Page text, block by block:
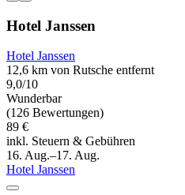
Hotel Janssen
Hotel Janssen
12,6 km von Rutsche entfernt
9,0/10
Wunderbar
(126 Bewertungen)
89 €
inkl. Steuern & Gebühren
16. Aug.–17. Aug.
Hotel Janssen